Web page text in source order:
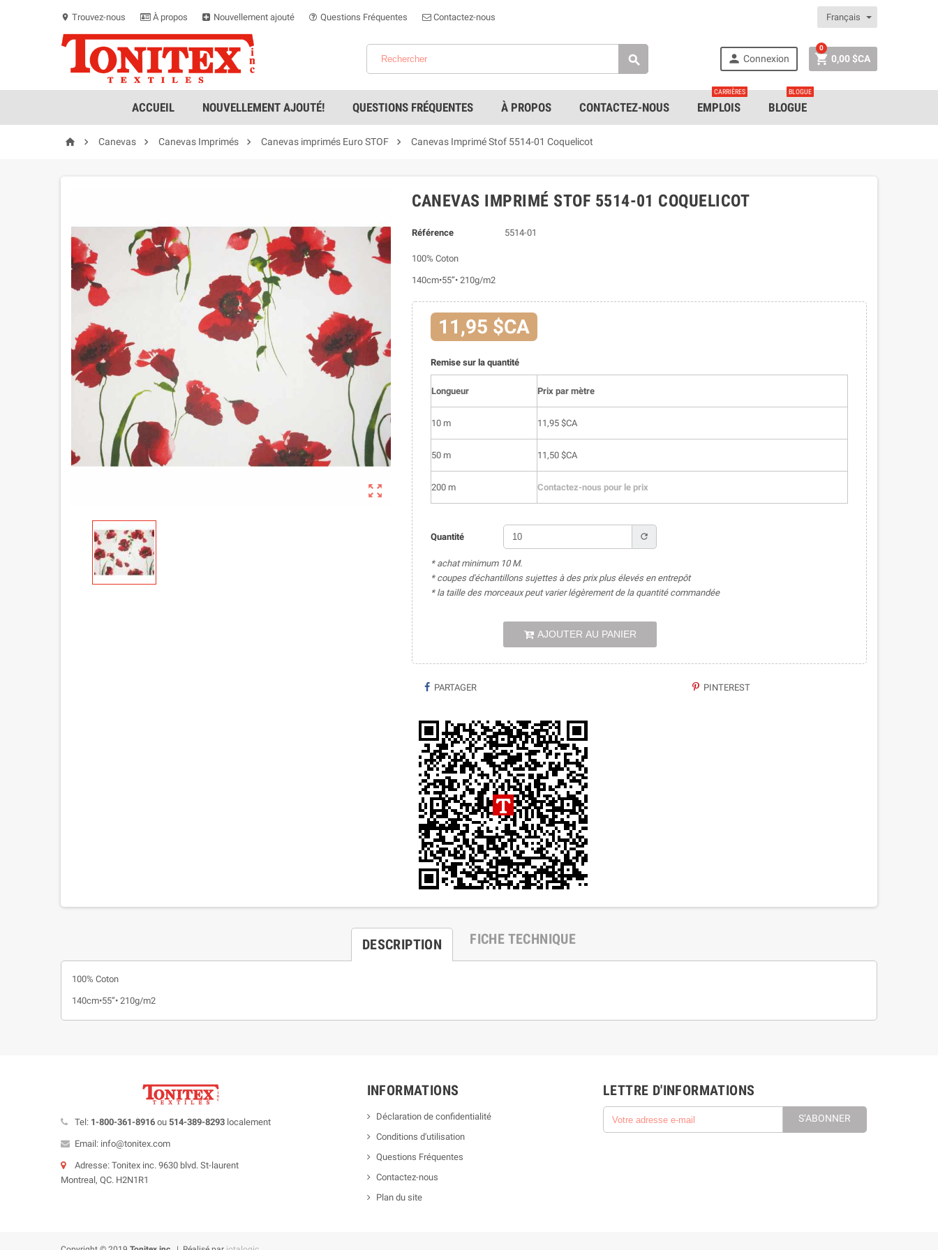
location_on Trouvez-nous À propos Nouvellement ajouté Questions Fréquentes Contactez-nous Français
  Connexion  0,00 $CA
0
ACCUEIL NOUVELLEMENT AJOUTÉ! QUESTIONS FRÉQUENTES À PROPOS CONTACTEZ-NOUS EMPLOIS
CARRIÈRES
BLOGUE
BLOGUE
  Canevas  Canevas Imprimés  Canevas imprimés Euro STOF  Canevas Imprimé Stof 5514-01 Coquelicot

CANEVAS IMPRIMÉ STOF 5514-01 COQUELICOT
Référence 5514-01
100% Coton
140cm•55”• 210g/m2
11,95 $CA
Remise sur la quantité
Longueur Prix par mètre
10 m 11,95 $CA
50 m 11,50 $CA
200 m Contactez-nous pour le prix
Quantité refresh
* achat minimum 10 M.
* coupes d'échantillons sujettes à des prix plus élevés en entrepôt
* la taille des morceaux peut varier légèrement de la quantité commandée
AJOUTER AU PANIER
PARTAGER PINTEREST
DESCRIPTION FICHE TECHNIQUE
100% Coton
140cm•55”• 210g/m2
Tel: 1-800-361-8916 ou 514-389-8293 localement
Email: info@tonitex.com
Adresse: Tonitex inc. 9630 blvd. St-laurent
Montreal, QC. H2N1R1
INFORMATIONS
Déclaration de confidentialité
Conditions d'utilisation
Questions Fréquentes
Contactez-nous
Plan du site
LETTRE D'INFORMATIONS
S’ABONNER